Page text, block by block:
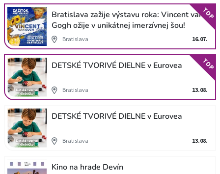
Bratislava zažije výstavu roka: Vincent van
Gogh ožije v unikátnej imerzívnej šou!
Bratislava 16.07.
TOP
DETSKÉ TVORIVÉ DIELNE v Eurovea
Bratislava 13.08.
TOP
DETSKÉ TVORIVÉ DIELNE v Eurovea
Bratislava 13.08.
Kino na hrade Devín